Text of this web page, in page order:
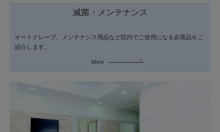
滅菌・メンテナンス
オートクレーブ、メンテナンス用品など院内でご使用になる必需品をご
紹介します。
More